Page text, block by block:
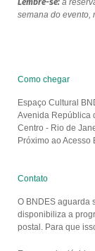
Lembre-se:a
semana do evento,
Como chegar
Espaço Cultural
Avenida República
Centro - Rio de
Próximo ao Acesso
Contato
O BNDES aguarda
disponibiliza a
postal. Para que